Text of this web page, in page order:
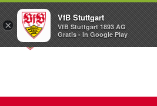
×
VfB Stuttgart
VfB Stuttgart 1893 AG
Gratis - In Google Play